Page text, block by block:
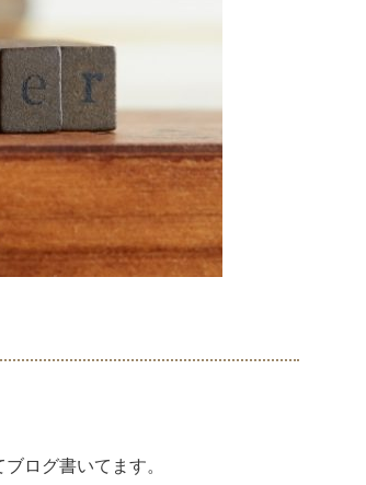
ログ書いてます。